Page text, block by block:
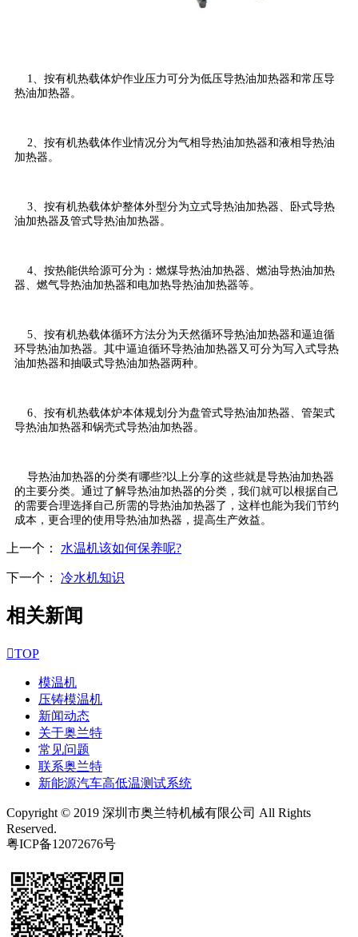
1、按有机热载体炉作业压力可分为低压导热油加热器和常压导
热油加热器。
2、按有机热载体作业情况分为气相导热油加热器和液相导热油
加热器。
3、按有机热载体炉整体外型分为立式导热油加热器、卧式导热
油加热器及管式导热油加热器。
4、按热能供给源可分为：燃煤导热油加热器、燃油导热油加热
器、燃气导热油加热器和电加热导热油加热器等。
5、按有机热载体循环方法分为天然循环导热油加热器和逼迫循
环导热油加热器。其中逼迫循环导热油加热器又可分为写入式导热
油加热器和抽吸式导热油加热器两种。
6、按有机热载体炉本体规划分为盘管式导热油加热器、管架式
导热油加热器和锅壳式导热油加热器。
导热油加热器的分类有哪些?以上分享的这些就是导热油加热器
的主要分类。通过了解导热油加热器的分类，我们就可以根据自己
的需要合理选择自己所需的导热油加热器了，这样也能为我们节约
成本，更合理的使用导热油加热器，提高生产效益。
上一个： 水温机该如何保养呢?
下一个： 冷水机知识
相关新闻
TOP
模温机
压铸模温机
新闻动态
关于奥兰特
常见问题
联系奥兰特
新能源汽车高低温测试系统
Copyright © 2019 深圳市奥兰特机械有限公司 All Rights
Reserved.
粤ICP备12072676号